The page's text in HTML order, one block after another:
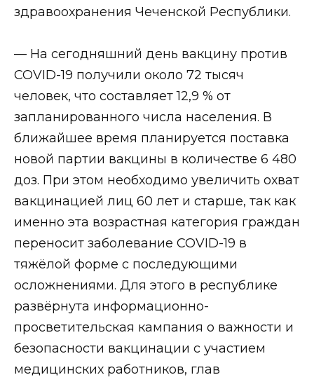
здравоохранения Чеченской Республики.
— На сегодняшний день вакцину против
COVID-19 получили около 72 тысяч
человек, что составляет 12,9 % от
запланированного числа населения. В
ближайшее время планируется поставка
новой партии вакцины в количестве 6 480
доз. При этом необходимо увеличить охват
вакцинацией лиц 60 лет и старше, так как
именно эта возрастная категория граждан
переносит заболевание COVID-19 в
тяжёлой форме с последующими
осложнениями. Для этого в республике
развёрнута информационно-
просветительская кампания о важности и
безопасности вакцинации с участием
медицинских работников, глав